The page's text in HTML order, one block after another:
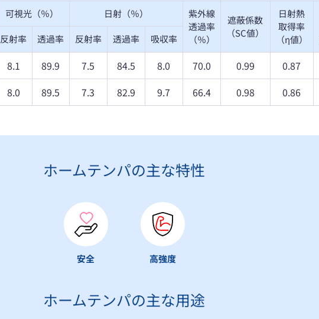
可視光（％） 日射（％）
紫外線
透過率
（％）
遮蔽係数
（SC値）
日射熱
取得率
（η値）
反射率 透過率 反射率 透過率 吸収率
8.1 89.9 7.5 84.5 8.0 70.0 0.99 0.87
8.0 89.5 7.3 82.9 9.7 66.4 0.98 0.86
ホームテンパの主な特性
安全 高強度
ホームテンパの主な用途